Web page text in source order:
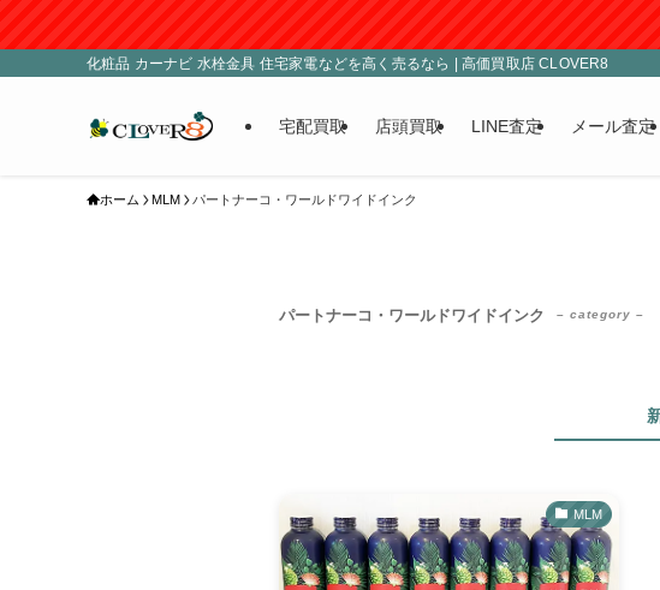
化粧品 カーナビ 水栓金具 住宅家電などを高く売るなら | 高価買取店 CLOVER8
宅配買取 店頭買取 LINE査定 メール査定
ホーム MLM パートナーコ・ワールドワイドインク
パートナーコ・ワールドワイドインク – category –
MLM